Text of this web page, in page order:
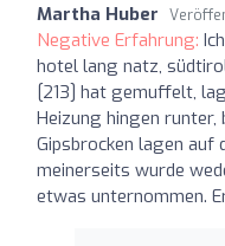
Martha Huber
Negative Erfahrung:
hotel lang natz,
[213] hat gemuffelt,
Heizung hingen
Gipsbrocken lagen auf
meinerseits wurde
etwas unternommen.